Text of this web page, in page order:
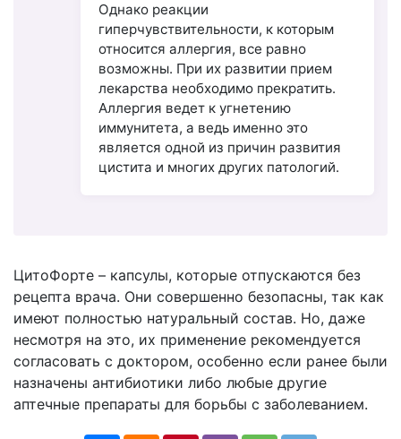
Однако реакции
гиперчувствительности, к которым
относится аллергия, все равно
возможны. При их развитии прием
лекарства необходимо прекратить.
Аллергия ведет к угнетению
иммунитета, а ведь именно это
является одной из причин развития
цистита и многих других патологий.
ЦитоФорте – капсулы, которые отпускаются без
рецепта врача. Они совершенно безопасны, так как
имеют полностью натуральный состав. Но, даже
несмотря на это, их применение рекомендуется
согласовать с доктором, особенно если ранее были
назначены антибиотики либо любые другие
аптечные препараты для борьбы с заболеванием.